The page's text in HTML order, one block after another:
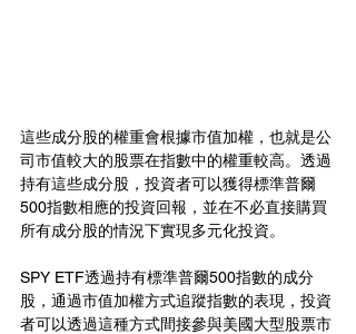
這些成分股的權重會根據市值加權，也就是公
司市值較大的股票在指數中的權重較高。透過
持有這些成分股，投資者可以獲得標準普爾
500指數相應的投資回報，並在不必直接購買
所有成分股的情況下實現多元化投資。
SPY ETF透過持有標準普爾500指數的成分
股，通過市值加權方式追蹤指數的表現，投資
者可以透過這種方式間接參與美國大型股票市